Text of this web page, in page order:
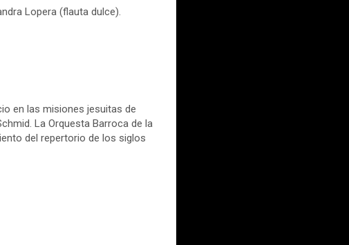
Lopera (flauta dulce).
en las misiones jesuitas de
La Orquesta Barroca de la
del repertorio de los siglos